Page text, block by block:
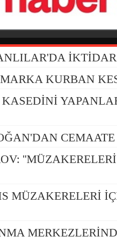
KURBAN
KASEDİNİ
CEMAATE
MÜZAKERELERİ